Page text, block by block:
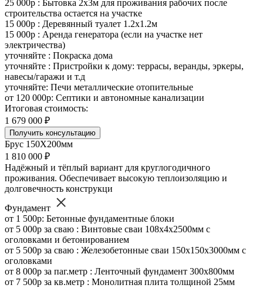
25 000р : Бытовка 2х3м для проживания рабочих после
строительства остается на участке
15 000р : Деревянный туалет 1.2х1.2м
15 000р : Аренда генератора (если на участке нет
электричества)
уточняйте : Покраска дома
уточняйте : Пристройки к дому: террасы, веранды, эркеры,
навесы/гаражи и т.д
уточняйте: Печи металлические отопительные
от 120 000р: Септики и автономные канализации
Итоговая стоимость:
1 679 000 ₽
Получить консультацию
Брус 150Х200мм
1 810 000 ₽
Надёжный и тёплый вариант для круглогодичного
проживания. Обеспечивает высокую теплоизоляцию и
долговечность конструкци
Фундамент
от 1 500р: Бетонные фундаментные блоки
от 5 000р за сваю : Винтовые сваи 108х4х2500мм с
оголовками и бетонированием
от 5 500р за сваю : Железобетонные сваи 150х150х3000мм с
оголовками
от 8 000р за паг.метр : Ленточный фундамент 300х800мм
от 7 500р за кв.метр : Монолитная плита толщиной 25мм